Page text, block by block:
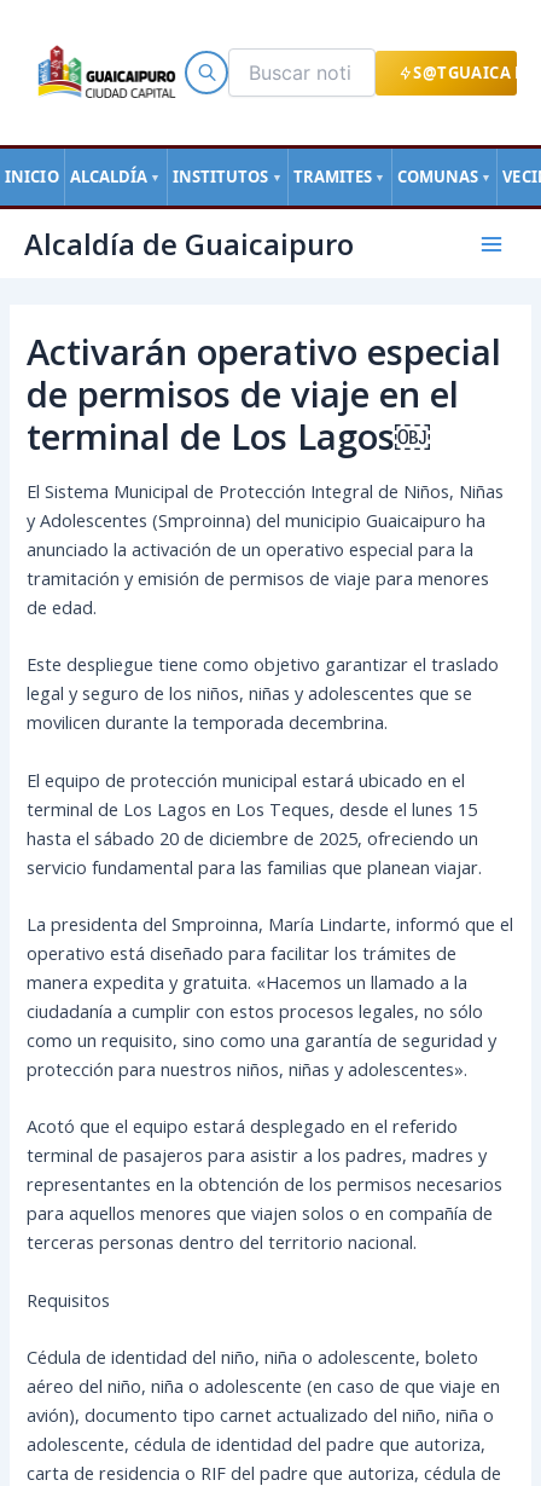
S@TGUAICA
INICIO ALCALDÍA ▼ INSTITUTOS ▼ TRAMITES ▼ COMUNAS ▼
contenido
Alcaldía de Guaicaipuro
Main
Activarán operativo especial
de permisos de viaje en el
terminal de Los Lagos￼
El Sistema Municipal de Protección Integral de Niños, Niñas
y Adolescentes (Smproinna) del municipio Guaicaipuro ha
anunciado la activación de un operativo especial para la
tramitación y emisión de permisos de viaje para menores
de edad.
Este despliegue tiene como objetivo garantizar el traslado
legal y seguro de los niños, niñas y adolescentes que se
movilicen durante la temporada decembrina.
El equipo de protección municipal estará ubicado en el
terminal de Los Lagos en Los Teques, desde el lunes 15
hasta el sábado 20 de diciembre de 2025, ofreciendo un
servicio fundamental para las familias que planean viajar.
La presidenta del Smproinna, María Lindarte, informó que el
operativo está diseñado para facilitar los trámites de
manera expedita y gratuita. «Hacemos un llamado a la
ciudadanía a cumplir con estos procesos legales, no sólo
como un requisito, sino como una garantía de seguridad y
protección para nuestros niños, niñas y adolescentes».
Acotó que el equipo estará desplegado en el referido
terminal de pasajeros para asistir a los padres, madres y
representantes en la obtención de los permisos necesarios
para aquellos menores que viajen solos o en compañía de
terceras personas dentro del territorio nacional.
Requisitos
Cédula de identidad del niño, niña o adolescente, boleto
aéreo del niño, niña o adolescente (en caso de que viaje en
avión), documento tipo carnet actualizado del niño, niña o
adolescente, cédula de identidad del padre que autoriza,
carta de residencia o RIF del padre que autoriza, cédula de
de